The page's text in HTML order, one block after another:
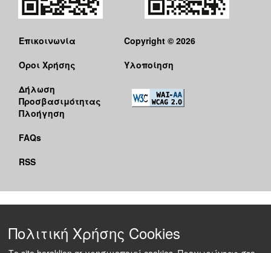
Επικοινωνία
Όροι Χρήσης
Δήλωση
Προσβασιμότητας
Πλοήγηση
FAQs
RSS
Copyright © 2026
Υλοποίηση
Πολιτική Χρήσης Cookies